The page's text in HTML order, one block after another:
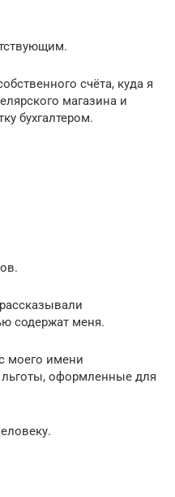
счёта, куда я
магазина и
бухгалтером.
содержат меня.
моего имени
оформленные для